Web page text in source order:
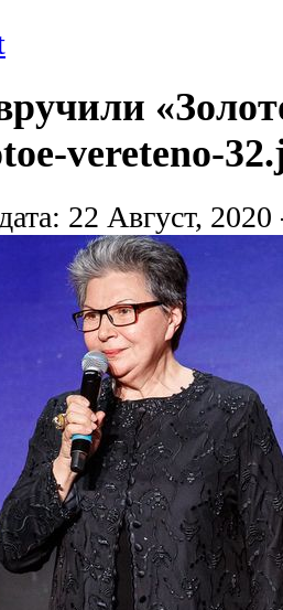
vereteno-
22 Август, 2020